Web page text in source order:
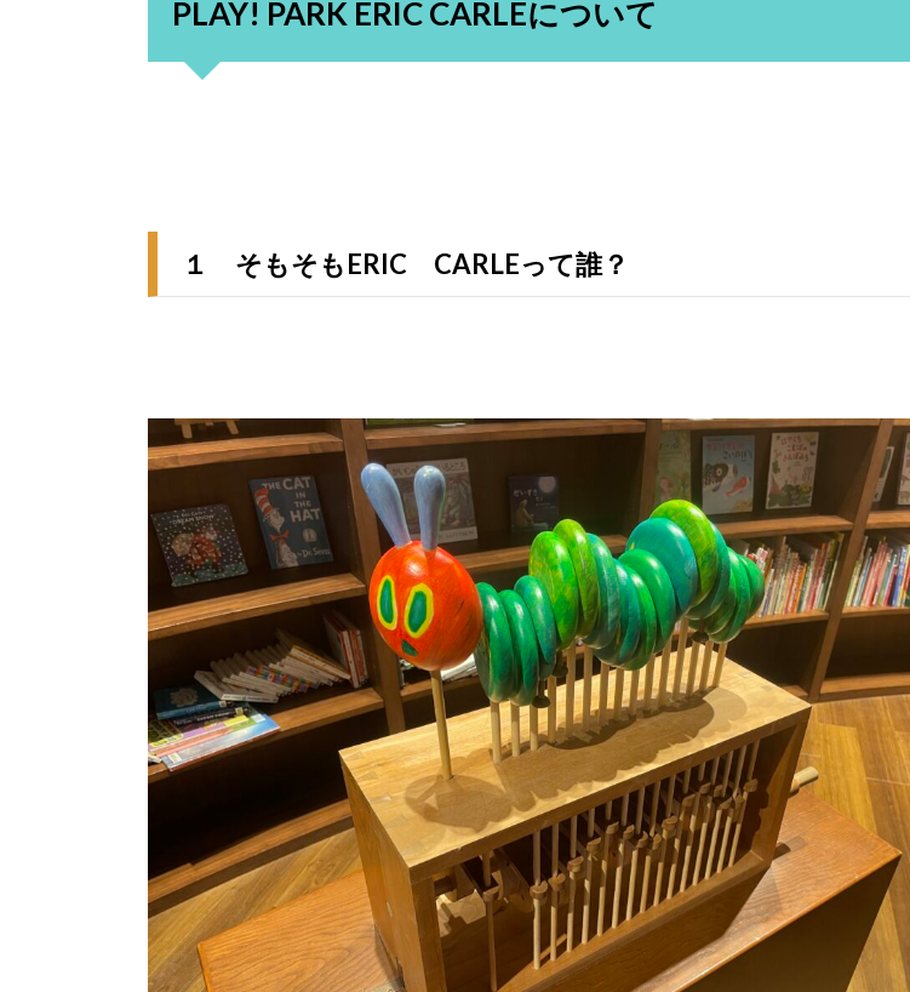
PLAY! PARK ERIC CARLEについて
１ そもそもERIC CARLEって誰？